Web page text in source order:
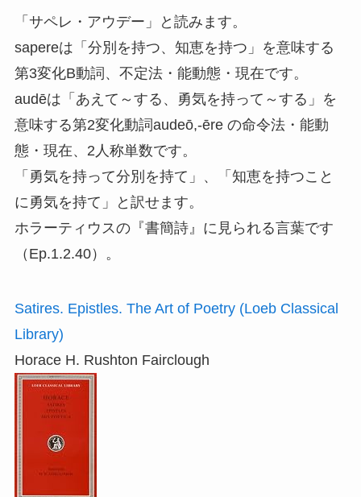
「サペレ・アウデー」と読みます。
sapereは「分別を持つ、知恵を持つ」を意味する
第3変化B動詞、不定法・能動態・現在です。
audēは「あえて～する、勇気を持って～する」を
意味する第2変化動詞audeō,-ēre の命令法・能動
態・現在、2人称単数です。
「勇気を持って分別を持て」、「知恵を持つこと
に勇気を持て」と訳せます。
ホラーティウスの『書簡詩』に見られる言葉です
（Ep.1.2.40）。
Satires. Epistles. The Art of Poetry (Loeb Classical
Library)
Horace H. Rushton Fairclough